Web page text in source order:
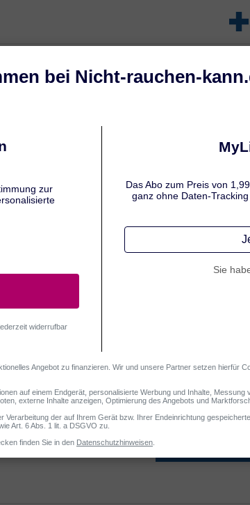
NICHTRAUCHER BLEIBEN
bleibt, sollten Sie besonders wachsam sein. Denn fest
einmal geraucht hat, kann besonders in den ersten
das Verlangen nach einer Zigarette kaum auszuhalten ist.
Sie hier, wie Sie es schaffen können, langfristig rauchfrei
Nichtraucher besser
ebenso hilfreich wie